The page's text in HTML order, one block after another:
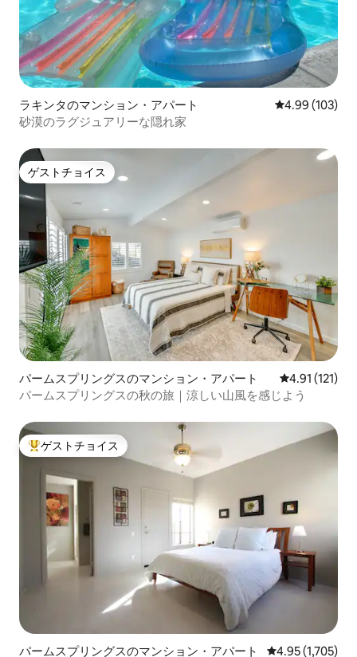
ラキンタのマンション・アパート レビュー103
4.99 (103)
砂漠のラグジュアリーな隠れ家
ゲストチョイス
ゲストチョイス
パームスプリングスのマンション・アパート レビュー121
4.91 (121)
パームスプリングスの秋の旅｜涼しい山風を感じよう
大好評のゲストチョイスです。
ゲストチョイス
パームスプリングスのマンション・アパート レビュー1,705
4.95 (1,705)